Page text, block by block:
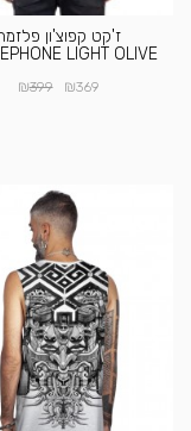
ז'קט קפוצ'ון
LIGHT OLIVE
₪369
₪399